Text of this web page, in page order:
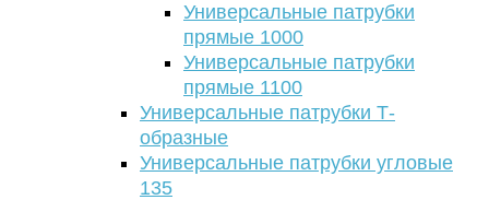
Универсальные патрубки
прямые 1000
Универсальные патрубки
прямые 1100
Универсальные патрубки Т-
образные
Универсальные патрубки угловые
135